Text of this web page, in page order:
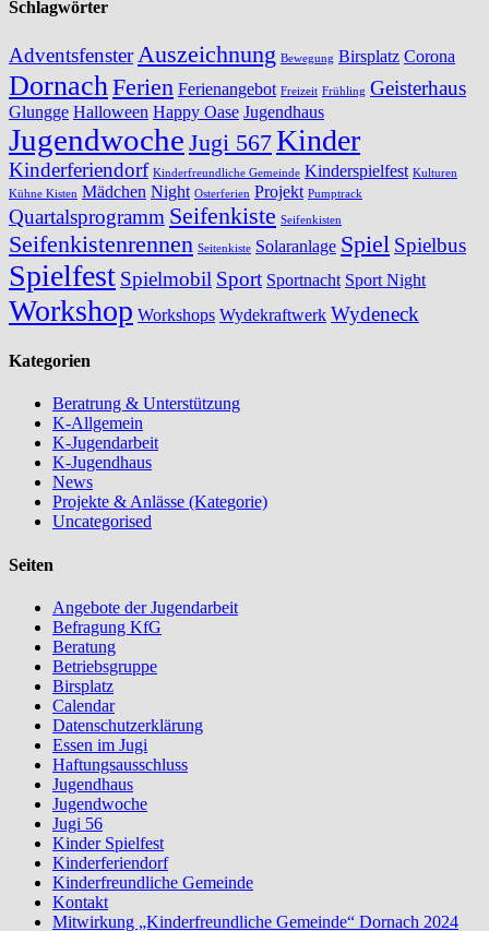
Schlagwörter
Adventsfenster Auszeichnung Bewegung Birsplatz Corona
Dornach Ferien Ferienangebot Freizeit Frühling Geisterhaus
Glungge Halloween Happy Oase Jugendhaus
Jugendwoche Jugi 567Kinder
Kinderferiendorf Kinderfreundliche Gemeinde Kinderspielfest Kulturen
Kühne Kisten Mädchen Night Osterferien Projekt Pumptrack
Quartalsprogramm Seifenkiste Seifenkisten
Seifenkistenrennen Seitenkiste Solaranlage Spiel Spielbus
Spielfest Spielmobil Sport Sportnacht Sport Night
Workshop Workshops Wydekraftwerk Wydeneck
Kategorien
Beratrung & Unterstützung
K-Allgemein
K-Jugendarbeit
K-Jugendhaus
News
Projekte & Anlässe (Kategorie)
Uncategorised
Seiten
Angebote der Jugendarbeit
Befragung KfG
Beratung
Betriebsgruppe
Birsplatz
Calendar
Datenschutzerklärung
Essen im Jugi
Haftungsausschluss
Jugendhaus
Jugendwoche
Jugi 56
Kinder Spielfest
Kinderferiendorf
Kinderfreundliche Gemeinde
Kontakt
Mitwirkung „Kinderfreundliche Gemeinde“ Dornach 2024